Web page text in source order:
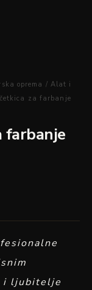
oprema / Alat i
za farbanje
farbanje
i ljubitelje